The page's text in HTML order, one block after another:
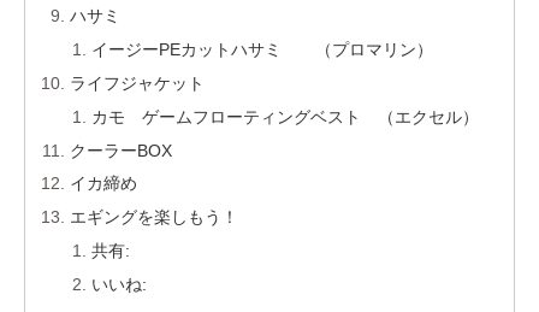
ハサミ
イージーPEカットハサミ （プロマリン）
ライフジャケット
カモ ゲームフローティングベスト （エクセル）
クーラーBOX
イカ締め
エギングを楽しもう！
共有:
いいね: